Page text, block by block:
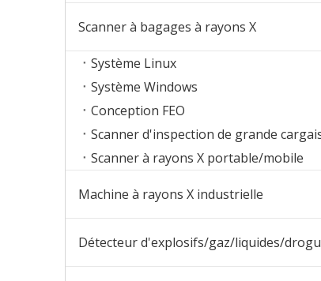
Scanner à bagages à rayons X
Système Linux
Système Windows
Conception FEO
Scanner d'inspection de grande
Scanner à rayons X portable/mobile
Machine à rayons X industrielle
Détecteur d'explosifs/gaz/liquides/